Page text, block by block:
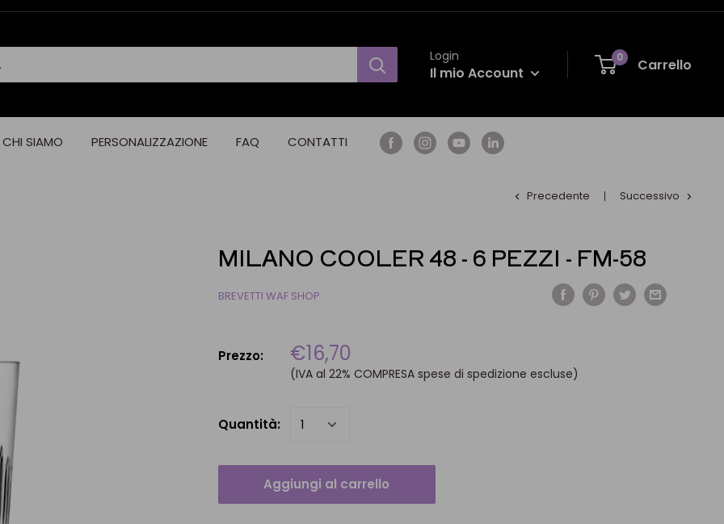
Login
Il mio Account
0 Carrello
CHI SIAMO PERSONALIZZAZIONE FAQ CONTATTI
Precedente Successivo
MILANO COOLER 48 - 6 PEZZI - FM-58
BREVETTI WAF SHOP
Prezzo: €16,70
(IVA al 22% COMPRESA spese di spedizione escluse)
Quantità:
Aggiungi al carrello